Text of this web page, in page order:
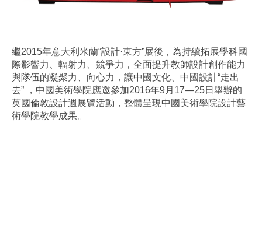
繼2015年意大利米蘭“設計·東方”展後，為持續拓展學科國
際影響力、輻射力、競爭力，全面提升教師設計創作能力
與隊伍的凝聚力、向心力，讓中國文化、中國設計“走出
去” ，中國美術學院應邀參加2016年9月17—25日舉辦的
英國倫敦設計週展覽活動，整體呈現中國美術學院設計藝
術學院教學成果。